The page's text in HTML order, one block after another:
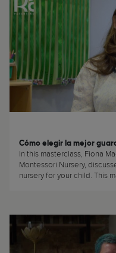
Cómo elegir la mejor
In this masterclass, Fiona
Montessori Nursery, discusses what to look for when choosing
nursery for your child. This